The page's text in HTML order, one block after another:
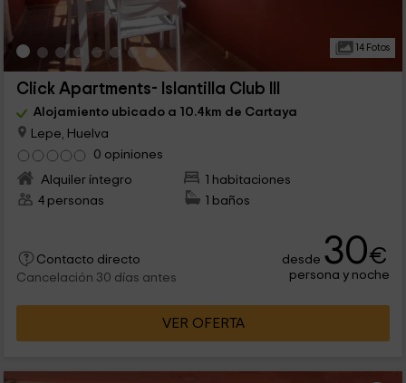
14 Fotos
Click Apartments- Islantilla Club III
Alojamiento ubicado a 10.4km de Cartaya
Lepe, Huelva
0 opiniones
Alquiler íntegro
1 habitaciones
4 personas
1 baños
Contacto directo
Cancelación 30 días antes
desde 30€
persona y noche
VER OFERTA